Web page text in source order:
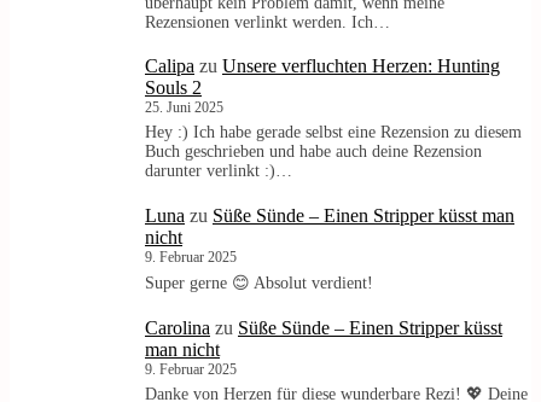
Rezensionen verlinkt werden. Ich…
Calipa zu Unsere verfluchten Herzen: Hunting
Souls 2
25. Juni 2025
Hey :) Ich habe gerade selbst eine Rezension zu diesem
Buch geschrieben und habe auch deine Rezension
darunter verlinkt :)…
Luna zu Süße Sünde – Einen Stripper küsst man
nicht
9. Februar 2025
Super gerne 😊 Absolut verdient!
Carolina zu Süße Sünde – Einen Stripper küsst
man nicht
9. Februar 2025
Danke von Herzen für diese wunderbare Rezi! 💖 Deine